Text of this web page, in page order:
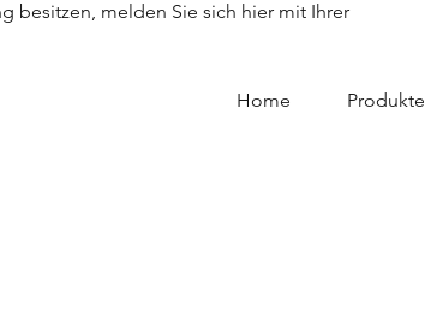
Home Produkte
besitzen, melden Sie sich hier mit Ihrer